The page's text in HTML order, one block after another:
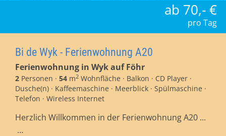
ab 70,- €
pro Tag
Bi de Wyk - Ferienwohnung A20
Ferienwohnung in Wyk auf Föhr
2 Personen · 54 m2 Wohnfläche · Balkon · CD Player ·
Dusche(n) · Kaffeemaschine · Meerblick · Spülmaschine ·
Telefon · Wireless Internet
Herzlich Willkommen in der Ferienwohnung A20 ...
…